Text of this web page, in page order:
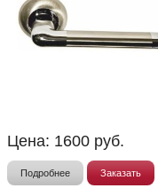
Цена: 1600 руб.
Подробнее Заказать